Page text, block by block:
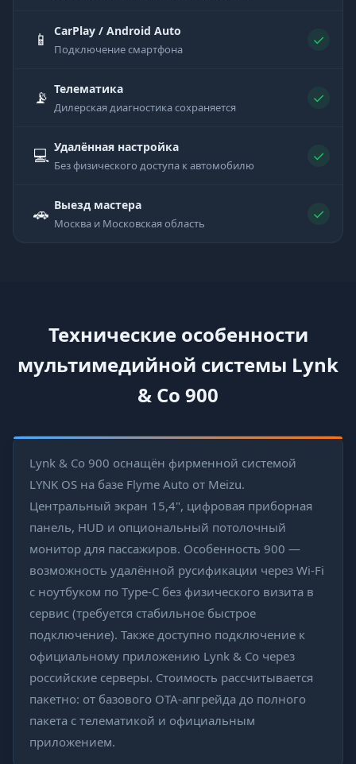
📱 CarPlay / Android Auto
Подключение смартфона ✓
📡 Телематика
Дилерская диагностика сохраняется ✓
💻 Удалённая настройка
Без физического доступа к автомобилю ✓
🚗 Выезд мастера
Москва и Московская область ✓
Технические особенности
мультимедийной системы Lynk
& Co 900
Lynk & Co 900 оснащён фирменной системой
LYNK OS на базе Flyme Auto от Meizu.
Центральный экран 15,4", цифровая приборная
панель, HUD и опциональный потолочный
монитор для пассажиров. Особенность 900 —
возможность удалённой русификации через Wi-Fi
с ноутбуком по Type-C без физического визита в
сервис (требуется стабильное быстрое
подключение). Также доступно подключение к
официальному приложению Lynk & Co через
российские серверы. Стоимость рассчитывается
пакетно: от базового OTA-апгрейда до полного
пакета с телематикой и официальным
приложением.